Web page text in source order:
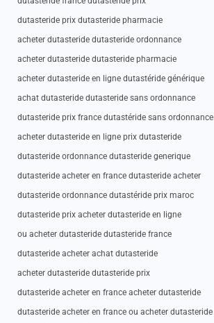
dutasteride prix dutasteride pharmacie
acheter dutasteride dutasteride ordonnance
acheter dutasteride dutasteride pharmacie
acheter dutasteride en ligne dutastéride générique
achat dutasteride dutasteride sans ordonnance
dutasteride prix france dutastéride sans ordonnance
acheter dutasteride en ligne prix dutasteride
dutasteride ordonnance dutasteride generique
dutasteride acheter en france dutasteride acheter
dutasteride ordonnance dutastéride prix maroc
dutasteride prix acheter dutasteride en ligne
ou acheter dutasteride dutasteride france
dutasteride acheter achat dutasteride
acheter dutasteride dutasteride prix
dutasteride acheter en france acheter dutasteride
dutasteride acheter en france ou acheter dutasteride